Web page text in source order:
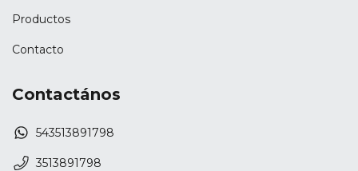
Productos
Contacto
Contactános
543513891798
3513891798